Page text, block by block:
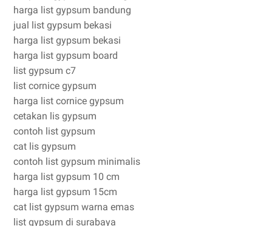
harga list gypsum bandung
jual list gypsum bekasi
harga list gypsum bekasi
harga list gypsum board
list gypsum c7
list cornice gypsum
harga list cornice gypsum
cetakan lis gypsum
contoh list gypsum
cat lis gypsum
contoh list gypsum minimalis
harga list gypsum 10 cm
harga list gypsum 15cm
cat list gypsum warna emas
list gypsum di surabaya